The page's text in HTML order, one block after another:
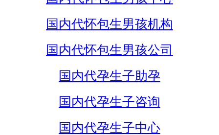
国内代怀包生男孩机构
国内代怀包生男孩公司
国内代孕生子助孕
国内代孕生子咨询
国内代孕生子中心